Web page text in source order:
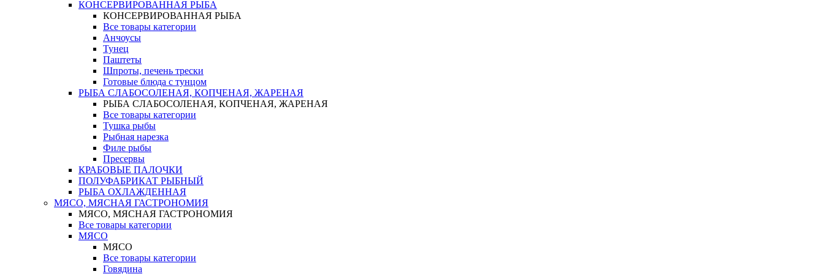
КОНСЕРВИРОВАННАЯ РЫБА
КОНСЕРВИРОВАННАЯ РЫБА
Все товары категории
Анчоусы
Тунец
Паштеты
Шпроты, печень трески
Готовые блюда с тунцом
РЫБА СЛАБОСОЛЕНАЯ, КОПЧЕНАЯ, ЖАРЕНАЯ
РЫБА СЛАБОСОЛЕНАЯ, КОПЧЕНАЯ, ЖАРЕНАЯ
Все товары категории
Тушка рыбы
Рыбная нарезка
Филе рыбы
Пресервы
КРАБОВЫЕ ПАЛОЧКИ
ПОЛУФАБРИКАТ РЫБНЫЙ
РЫБА ОХЛАЖДЕННАЯ
МЯСО, МЯСНАЯ ГАСТРОНОМИЯ
МЯСО, МЯСНАЯ ГАСТРОНОМИЯ
Все товары категории
МЯСО
МЯСО
Все товары категории
Говядина